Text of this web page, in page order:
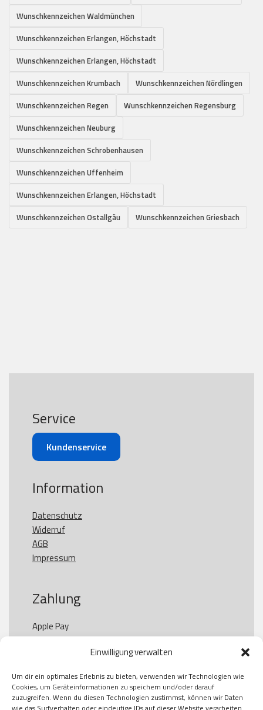
Einwilligung verwalten
Um dir ein optimales Erlebnis zu bieten, verwenden wir Technologien wie
Cookies, um Geräteinformationen zu speichern und/oder darauf
zuzugreifen. Wenn du diesen Technologien zustimmst, können wir Daten
Wunschkennzeichen Waldmünchen
Wunschkennzeichen Erlangen, Höchstadt
Wunschkennzeichen Erlangen, Höchstadt
Wunschkennzeichen Krumbach
Wunschkennzeichen Nördlingen
Wunschkennzeichen Regen
Wunschkennzeichen Regensburg
Wunschkennzeichen Neuburg
Wunschkennzeichen Schrobenhausen
Wunschkennzeichen Uffenheim
Wunschkennzeichen Erlangen, Höchstadt
Wunschkennzeichen Ostallgäu
Wunschkennzeichen Griesbach
Service
Kundenservice
Information
Datenschutz
Widerruf
AGB
Impressum
Zahlung
Apple Pay
Paypal
Kauf auf Rechung
Klarna